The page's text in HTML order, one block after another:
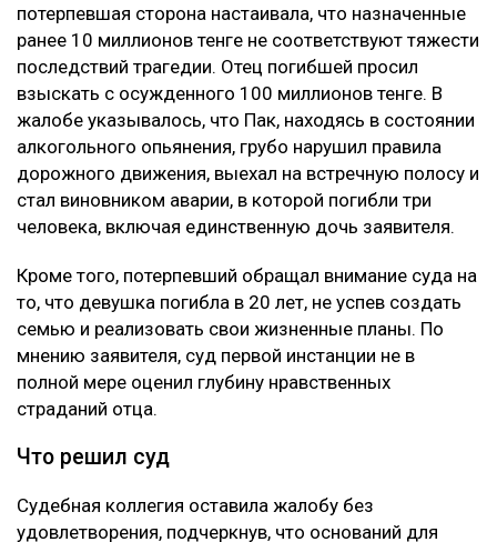
потерпевшая сторона настаивала, что назначенные
ранее 10 миллионов тенге не соответствуют тяжести
последствий трагедии. Отец погибшей просил
взыскать с осужденного 100 миллионов тенге. В
жалобе указывалось, что Пак, находясь в состоянии
алкогольного опьянения, грубо нарушил правила
дорожного движения, выехал на встречную полосу и
стал виновником аварии, в которой погибли три
человека, включая единственную дочь заявителя.
Кроме того, потерпевший обращал внимание суда на
то, что девушка погибла в 20 лет, не успев создать
семью и реализовать свои жизненные планы. По
мнению заявителя, суд первой инстанции не в
полной мере оценил глубину нравственных
страданий отца.
Что решил суд
Судебная коллегия оставила жалобу без
удовлетворения, подчеркнув, что оснований для